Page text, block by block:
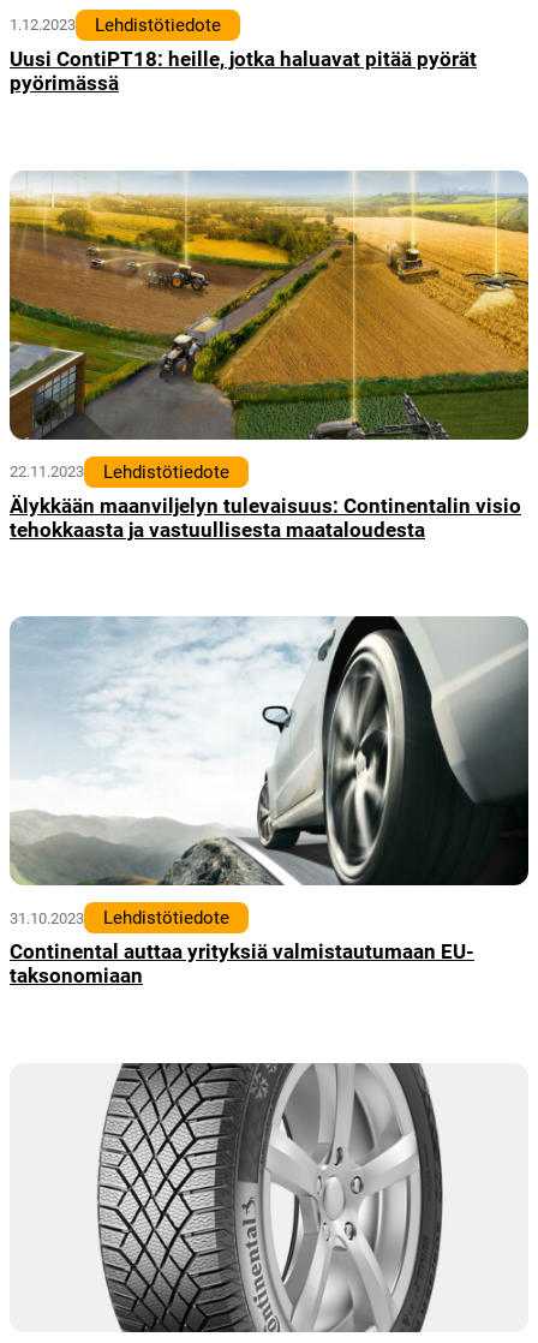
1.12.2023 Lehdistötiedote
Uusi ContiPT18: heille, jotka haluavat pitää pyörät
pyörimässä
22.11.2023 Lehdistötiedote
Älykkään maanviljelyn tulevaisuus: Continentalin visio
tehokkaasta ja vastuullisesta maataloudesta
31.10.2023 Lehdistötiedote
Continental auttaa yrityksiä valmistautumaan EU-
taksonomiaan